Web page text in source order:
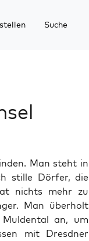
Suche
Man steht in
stille Dörfer, die
nichts mehr zu
Man überholt
an, um
mit Dresdner